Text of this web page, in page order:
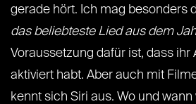
gerade hört. Ich mag besonders
das beliebteste Lied aus dem
Voraussetzung dafür ist, dass ihr
aktiviert habt. Aber auch mit
kennt sich Siri aus. Wo und